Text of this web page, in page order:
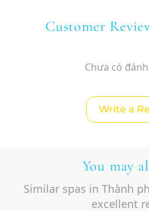
Customer
Chưa có
Write a
You may
Similar spas in Thành
excellent